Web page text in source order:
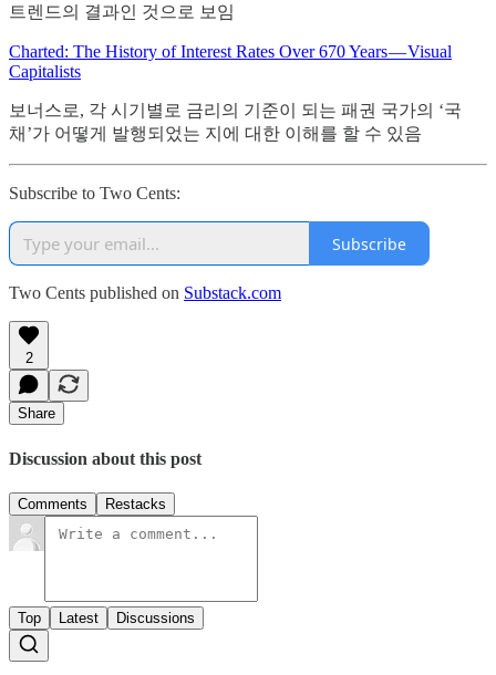
트렌드의 결과인 것으로 보임
Charted: The History of Interest Rates Over 670 Years — Visual
Capitalists
보너스로, 각 시기별로 금리의 기준이 되는 패권 국가의 ‘국
채’가 어떻게 발행되었는 지에 대한 이해를 할 수 있음
Subscribe to Two Cents:
Subscribe
Two Cents published on Substack.com
2
Share
Discussion about this post
Comments Restacks
Top Latest Discussions